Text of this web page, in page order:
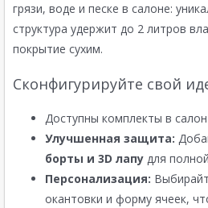
грязи, воде и песке в салоне:
структура удержит до 2 литров
покрытие сухим.
Сконфигурируйте свой
Доступны комплекты в
Улучшенная защита:
борты и 3D лапу для
Персонализация:
окантовки и форму ячеек,